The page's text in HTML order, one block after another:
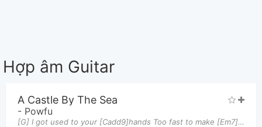
Hợp âm Guitar
A Castle By The Sea
- Powfu
[G] I got used to your [Cadd9]hands Too fast to make [Em7]a plan Didn't think while jumping [D]T